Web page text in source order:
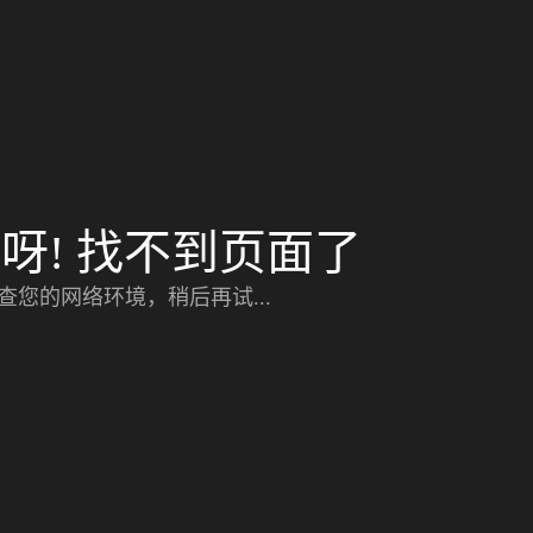
! 找不到页面了
您的网络环境，稍后再试...